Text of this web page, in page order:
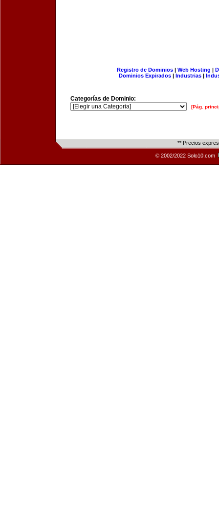
Registro de Dominios| Web Hosting |
Dominios Expirados | Industrias |
Categorías de Dominio:
[Pág.
** Precios
© 2002/2022 Solo10.com